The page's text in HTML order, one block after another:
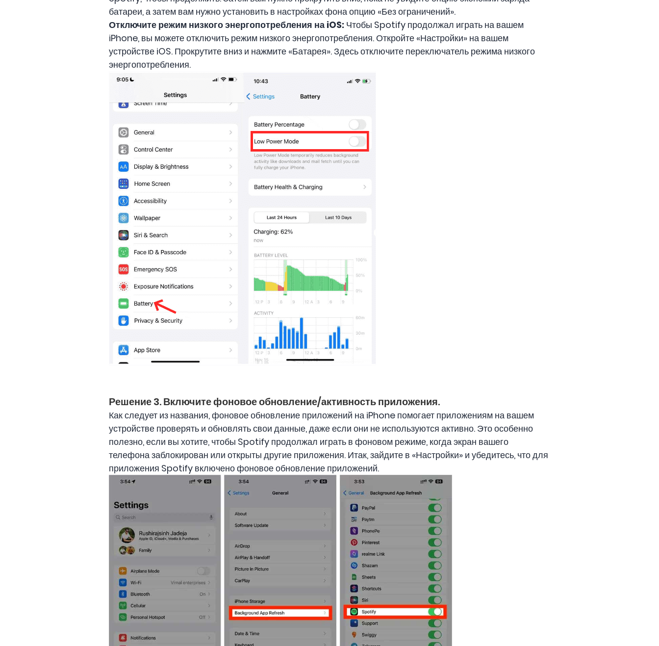
батареи, а затем вам нужно установить в настройках фона опцию «Без ограничений».
Отключите режим низкого энергопотребления на iOS: Чтобы Spotify продолжал играть на вашем
iPhone, вы можете отключить режим низкого энергопотребления. Откройте «Настройки» на вашем
устройстве iOS. Прокрутите вниз и нажмите «Батарея». Здесь отключите переключатель режима низкого
энергопотребления.
Решение 3. Включите фоновое обновление/активность приложения.
Как следует из названия, фоновое обновление приложений на iPhone помогает приложениям на вашем
устройстве проверять и обновлять свои данные, даже если они не используются активно. Это особенно
полезно, если вы хотите, чтобы Spotify продолжал играть в фоновом режиме, когда экран вашего
телефона заблокирован или открыты другие приложения. Итак, зайдите в «Настройки» и убедитесь, что для
приложения Spotify включено фоновое обновление приложений.